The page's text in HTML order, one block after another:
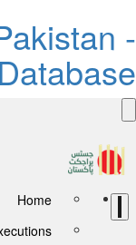
Home
Executions